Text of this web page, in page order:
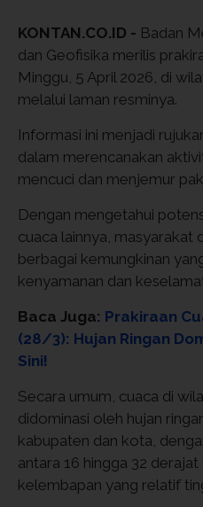
KONTAN.CO.ID - Badan
dan Geofisika merilis
Minggu, 5 April 2026, di
melalui laman resminya.
Informasi ini menjadi
dalam merencanakan
mencuci dan menjemur
Dengan mengetahui
cuaca lainnya, masyarakat
berbagai kemungkinan
kenyamanan dan
Baca Juga: Prakiraan
(28/3): Hujan Ringan
Sini!
Secara umum, cuaca di
didominasi oleh hujan
kabupaten dan kota,
antara 16 hingga 32
kelembapan yang relatif